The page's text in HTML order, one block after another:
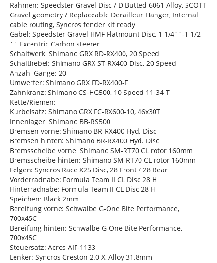
Rahmen: Speedster Gravel Disc / D.Butted 6061 Alloy, SCOTT
Gravel geometry / Replaceable Derailleur Hanger, Internal
cable routing, Syncros fender kit ready
Gabel: Speedster Gravel HMF Flatmount Disc, 1 1/4´´-1 1/2
´´ Excentric Carbon steerer
Schaltwerk: Shimano GRX RD-RX400, 20 Speed
Schalthebel: Shimano GRX ST-RX400 Disc, 20 Speed
Anzahl Gänge: 20
Umwerfer: Shimano GRX FD-RX400-F
Zahnkranz: Shimano CS-HG500, 10 Speed 11-34 T
Kette/Riemen:
Kurbelsatz: Shimano GRX FC-RX600-10, 46x30T
Innenlager: Shimano BB-RS500
Bremsen vorne: Shimano BR-RX400 Hyd. Disc
Bremsen hinten: Shimano BR-RX400 Hyd. Disc
Bremsscheibe vorne: Shimano SM-RT70 CL rotor 160mm
Bremsscheibe hinten: Shimano SM-RT70 CL rotor 160mm
Felgen: Syncros Race X25 Disc, 28 Front / 28 Rear
Vorderradnabe: Formula Team II CL Disc 28 H
Hinterradnabe: Formula Team II CL Disc 28 H
Speichen: Black 2mm
Bereifung vorne: Schwalbe G-One Bite Performance,
700x45C
Bereifung hinten: Schwalbe G-One Bite Performance,
700x45C
Steuersatz: Acros AIF-1133
Lenker: Syncros Creston 2.0 X, Alloy 31.8mm